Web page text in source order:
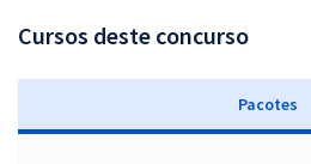
Cursos deste concurso
Pacotes